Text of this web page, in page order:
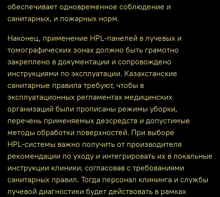
обеспечивает одновременное соблюдение и
санитарных, и пожарных норм.
Наконец, применение HPL‑панелей в лучевых и
томографических зонах должно быть грамотно
закреплено в документации и сопровождено
инструкциями по эксплуатации. Казахстанские
санитарные правила требуют, чтобы в
эксплуатационных регламентах медицинских
организаций были прописаны режимы уборки,
перечень применяемых дезсредств и допустимые
методы обработки поверхностей. При выборе
HPL‑системы важно получить от производителя
рекомендации по уходу и интегрировать их в локальные
инструкции клиники, согласовав с требованиями
санитарных правил. Тогда персонал клининга и службы
лучевой диагностики будет действовать в рамках